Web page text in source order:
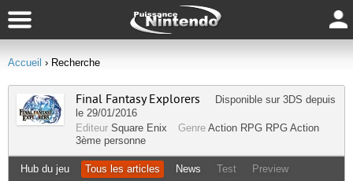
Accueil › Recherche
Final Fantasy Explorers Disponible sur 3DS depuis
le 29/01/2016
Editeur Square Enix Genre Action RPG RPG Action
3ème personne
Hub du jeu Tous les articles News Test Preview